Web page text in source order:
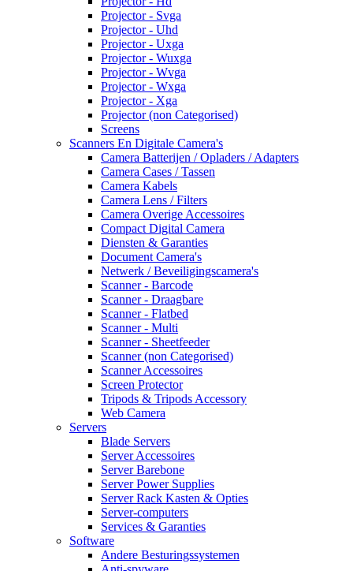
Projector - Svga
Projector - Uhd
Projector - Uxga
Projector - Wuxga
Projector - Wvga
Projector - Wxga
Projector - Xga
Projector (non Categorised)
Screens
Scanners En Digitale Camera's
Camera Batterijen / Opladers / Adapters
Camera Cases / Tassen
Camera Kabels
Camera Lens / Filters
Camera Overige Accessoires
Compact Digital Camera
Diensten & Garanties
Document Camera's
Netwerk / Beveiligingscamera's
Scanner - Barcode
Scanner - Draagbare
Scanner - Flatbed
Scanner - Multi
Scanner - Sheetfeeder
Scanner (non Categorised)
Scanner Accessoires
Screen Protector
Tripods & Tripods Accessory
Web Camera
Servers
Blade Servers
Server Accessoires
Server Barebone
Server Power Supplies
Server Rack Kasten & Opties
Server-computers
Services & Garanties
Software
Andere Besturingssystemen